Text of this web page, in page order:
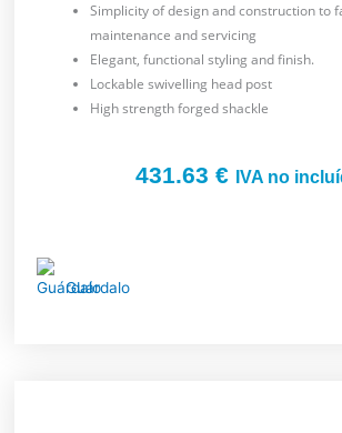
Simplicity of design and construction to
maintenance and servicing
Elegant, functional styling and finish.
Lockable swivelling head post
High strength forged shackle
431.63 € IVA no
Guárdalo